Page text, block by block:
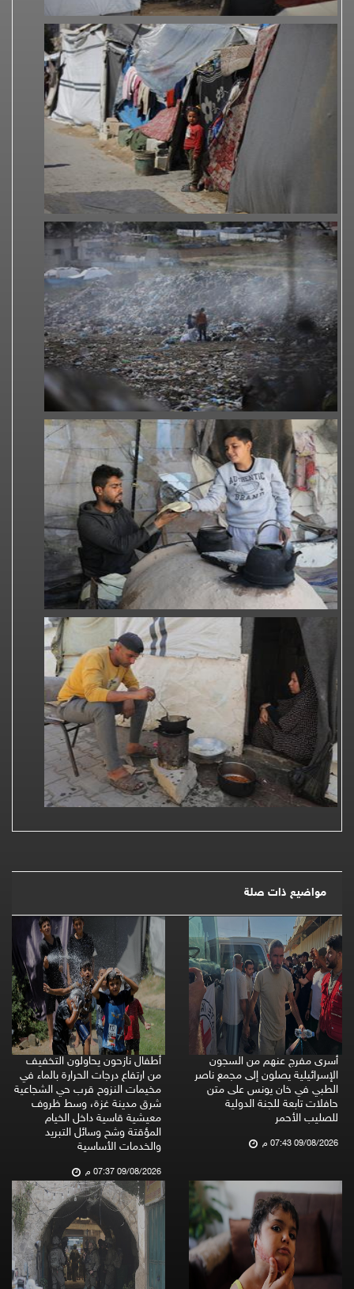
مواضيع ذات صلة
أسرى مفرج عنهم من السجون
الإسرائيلية يصلون إلى مجمع ناصر
الطبي في خان يونس على متن
حافلات تابعة للجنة الدولية
للصليب الأحمر
09/08/2026 07:43 م
أطفال نازحون يحاولون التخفيف
من ارتفاع درجات الحرارة بالماء في
مخيمات النزوح قرب حي الشجاعية
شرق مدينة غزة، وسط ظروف
معيشية قاسية داخل الخيام
المؤقتة وشح وسائل التبريد
والخدمات الأساسية
09/08/2026 07:37 م